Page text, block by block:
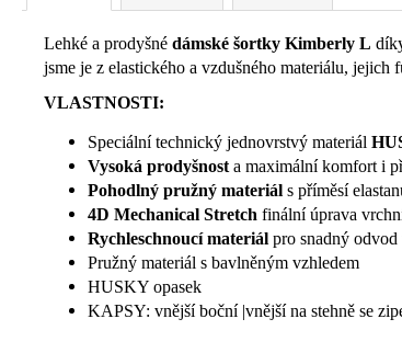
Lehké a prodyšné dámské šortky Kimberly L
jsme je z elastického a vzdušného materiálu,
VLASTNOSTI:
Speciální technický jednovrstvý materiál
Vysoká prodyšnost a maximální komfort i
Pohodlný pružný materiál s příměsí
4D Mechanical Stretch finální úprava
Rychleschnoucí materiál pro snadný
Pružný materiál s bavlněným vzhledem
HUSKY opasek
KAPSY: vnější boční |vnější na stehně se